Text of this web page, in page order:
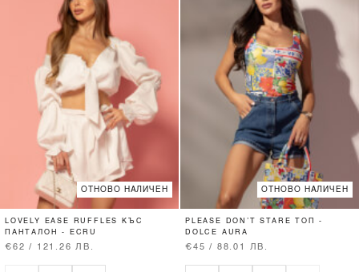
ОТНОВО НАЛИЧЕН
LOVELY EASE RUFFLES КЪС
ПАНТАЛОН - ECRU
€62 / 121.26 ЛВ.
ОТНОВО НАЛИЧЕН
PLEASE DON’T STARE ТОП -
DOLCE AURA
€45 / 88.01 ЛВ.